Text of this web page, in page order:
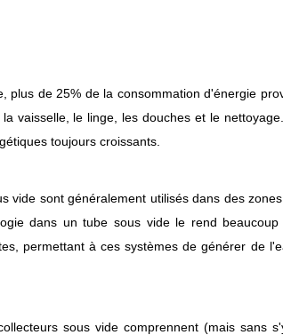
plus de 25% de la consommation d'énergie
vaisselle, le linge, les douches et le
toujours croissants.
vide sont généralement utilisés dans des
dans un tube sous vide le rend
permettant à ces systèmes de générer de
sous vide comprennent (mais sans